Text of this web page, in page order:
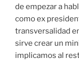
de empezar a
como ex
transversalidad
sirve crear un
implicamos al